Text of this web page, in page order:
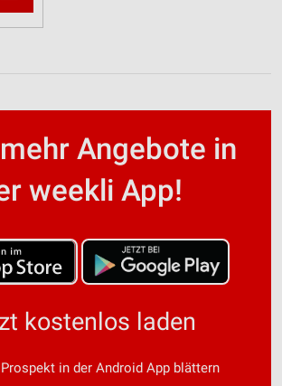
Angebote in
weekli App!
kostenlos laden
in der Android App blättern